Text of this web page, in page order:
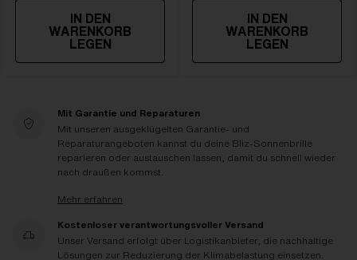
IN DEN
WARENKORB
LEGEN
IN DEN
WARENKORB
LEGEN
Mit Garantie und Reparaturen
Mit unseren ausgeklügelten Garantie- und
Reparaturangeboten kannst du deine Bliz-Sonnenbrille
reparieren oder austauschen lassen, damit du schnell wieder
nach draußen kommst.
Mehr erfahren
Kostenloser verantwortungsvoller Versand
Unser Versand erfolgt über Logistikanbieter, die nachhaltige
Lösungen zur Reduzierung der Klimabelastung einsetzen.